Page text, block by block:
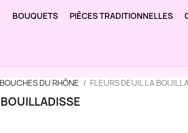
BOUQUETS PIÈCES TRADITIONNELLES
DU RHÔNE FLEURS DEUIL LA